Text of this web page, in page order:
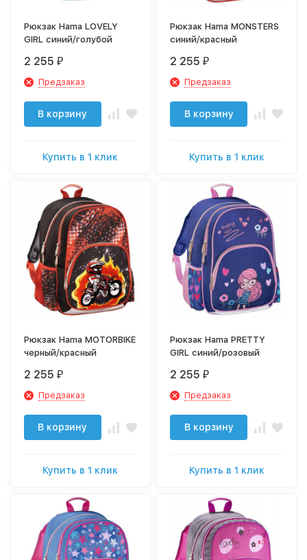
Рюкзак Hama LOVELY
GIRL синий/голубой
2 255 ₽
Предзаказ
В корзину
Купить в 1 клик
Рюкзак Hama MONSTERS
синий/красный
2 255 ₽
Предзаказ
В корзину
Купить в 1 клик
Рюкзак Hama MOTORBIKE
черный/красный
2 255 ₽
Предзаказ
В корзину
Купить в 1 клик
Рюкзак Hama PRETTY
GIRL синий/розовый
2 255 ₽
Предзаказ
В корзину
Купить в 1 клик